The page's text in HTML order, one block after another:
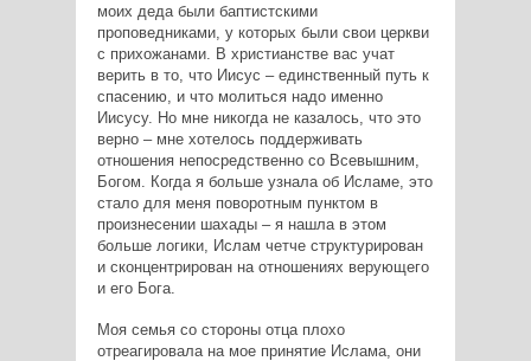
моих деда были баптистскими
проповедниками, у которых были свои церкви
с прихожанами. В христианстве вас учат
верить в то, что Иисус – единственный путь к
спасению, и что молиться надо именно
Иисусу. Но мне никогда не казалось, что это
верно – мне хотелось поддерживать
отношения непосредственно со Всевышним,
Богом. Когда я больше узнала об Исламе, это
стало для меня поворотным пунктом в
произнесении шахады – я нашла в этом
больше логики, Ислам четче структурирован
и сконцентрирован на отношениях верующего
и его Бога.
Моя семья со стороны отца плохо
отреагировала на мое принятие Ислама, они